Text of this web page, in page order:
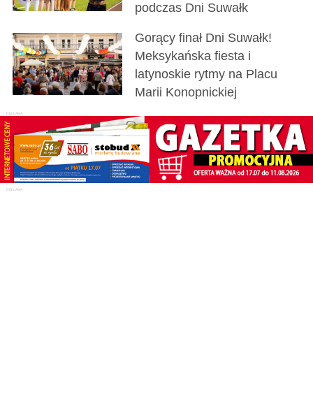
podczas Dni Suwałk
Gorący finał Dni Suwałk!
Meksykańska fiesta i
latynoskie rytmy na Placu
Marii Konopnickiej